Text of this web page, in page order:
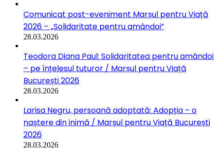
Comunicat post-eveniment Marșul pentru Viață
2026 – „Solidaritate pentru amândoi”
28.03.2026
Teodora Diana Paul: Solidaritatea pentru amândoi
– pe înțelesul tuturor / Marșul pentru Viață
București 2026
28.03.2026
Larisa Negru, persoană adoptată: Adopția – o
naștere din inimă / Marșul pentru Viață București
2026
28.03.2026